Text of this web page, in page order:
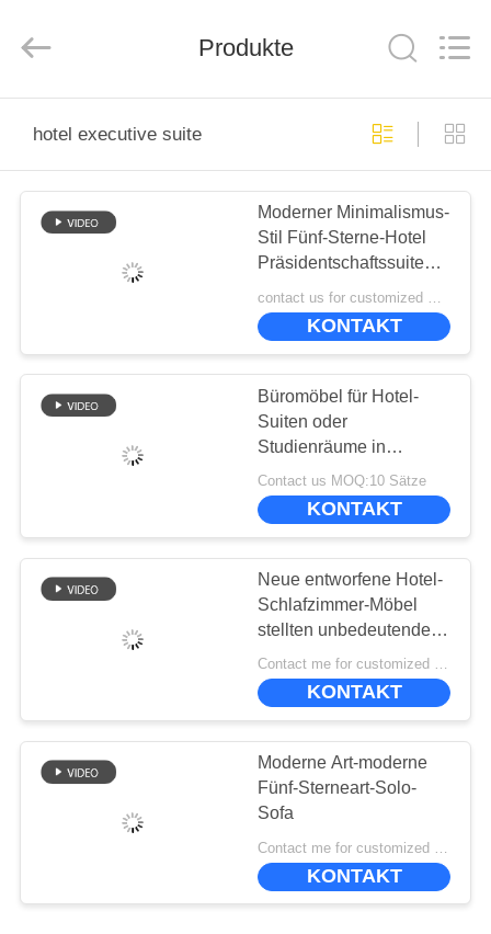
HAUSE
PRODUKTE
VR-
SHOW
WERKSBESICHTIGUNG
QUALITÄTSKONTROLLE
UM
EIN
ANGEBOT
Rights
Produkte
hotel executive suite
Moderner Minimalismus-
Stil Fünf-Sterne-Hotel
Präsidentschaftssuite
Möbel-Set
contact us for customized MOQ:10
KONTAKT
Büromöbel für Hotel-
Suiten oder
Studienräume in
Wohnungen
Contact us MOQ:10 Sätze
KONTAKT
Neue entworfene Hotel-
Schlafzimmer-Möbel
stellten unbedeutende
Schreibtisch-Tabelle
160*70*75cm ein
Contact me for customized MOQ:10
KONTAKT
Moderne Art-moderne
Fünf-Sterneart-Solo-
Sofa
KONTAKT